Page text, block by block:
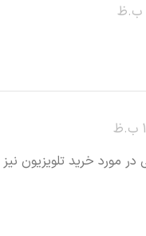
در مورد خرید تلویزیون نیز